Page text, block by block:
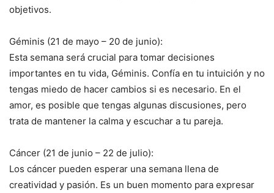
objetivos.
Géminis (21 de mayo – 20 de junio):
Esta semana será crucial para tomar decisiones
importantes en tu vida, Géminis. Confía en tu intuición y no
tengas miedo de hacer cambios si es necesario. En el
amor, es posible que tengas algunas discusiones, pero
trata de mantener la calma y escuchar a tu pareja.
Cáncer (21 de junio – 22 de julio):
Los cáncer pueden esperar una semana llena de
creatividad y pasión. Es un buen momento para expresar